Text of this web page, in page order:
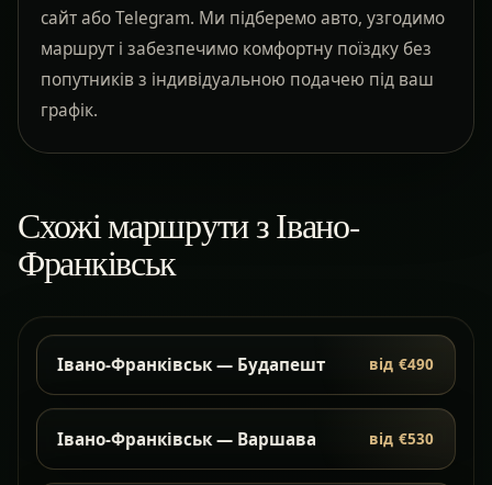
сайт або Telegram. Ми підберемо авто, узгодимо
маршрут і забезпечимо комфортну поїздку без
попутників з індивідуальною подачею під ваш
графік.
Схожі маршрути з Івано-
Франківськ
Івано-Франківськ — Будапешт від €490
Івано-Франківськ — Варшава від €530